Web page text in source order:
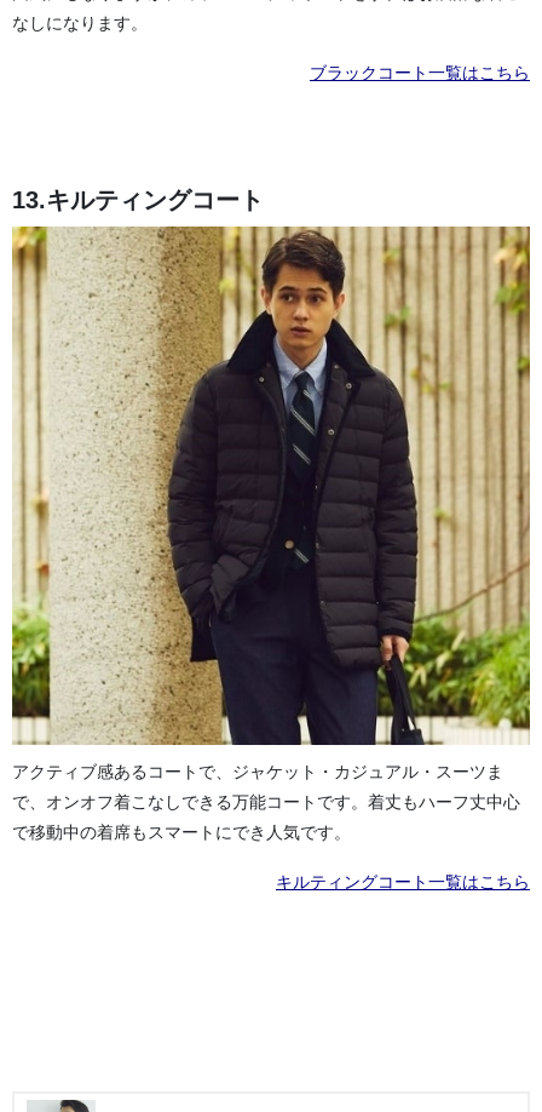
なしになります。
ブラックコート一覧はこちら
13.キルティングコート
アクティブ感あるコートで、ジャケット・カジュアル・スーツま
で、オンオフ着こなしできる万能コートです。着丈もハーフ丈中心
で移動中の着席もスマートにでき人気です。
キルティングコート一覧はこちら